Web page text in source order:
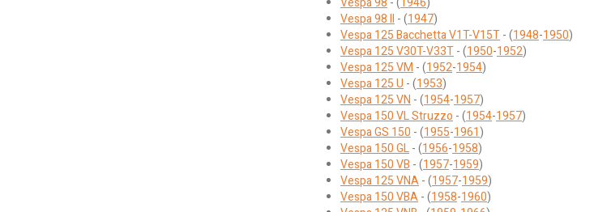
Vespa 98 II - (1947)
Vespa 125 Bacchetta V1T-V15T- (1948-1950)
Vespa 125 V30T-V33T- (1950-1952)
Vespa 125 VM - (1952-1954)
Vespa 125 U - (1953)
Vespa 125 VN - (1954-1957)
Vespa 150 VL Struzzo - (1954-1957)
Vespa GS 150 - (1955-1961)
Vespa 150 GL- (1956-1958)
Vespa 150 VB - (1957-1959)
Vespa 125 VNA- (1957-1959)
Vespa 150 VBA- (1958-1960)